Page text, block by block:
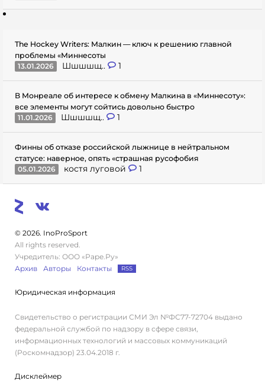
The Hockey Writers: Малкин — ключ к решению главной
проблемы «Миннесоты
13.01.2026
Шшшшщ.. 1
В Монреале об интересе к обмену Малкина в «Миннесоту»:
все элементы могут сойтись довольно быстро
11.01.2026
Шшшшщ.. 1
Финны об отказе российской лыжнице в нейтральном
статусе: наверное, опять «страшная русофобия
05.01.2026
костя луговой 1
© 2026. InoProSport
All rights reserved.
Учредитель: ООО «Раре.Ру»
Архив
Авторы Контакты RSS
Юридическая информация
Свидетельство о регистрации СМИ Эл №ФС77-72704 выдано
федеральной службой по надзору в сфере связи,
информационных технологий и массовых коммуникаций
(Роскомнадзор) 23.04.2018 г.
Дисклеймер